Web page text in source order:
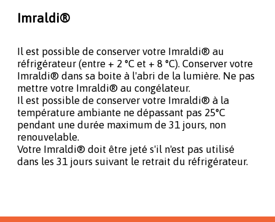
Imraldi®
Il est possible de conserver votre Imraldi® au
réfrigérateur (entre + 2 °C et + 8 °C). Conserver votre
Imraldi® dans sa boite à l'abri de la lumière. Ne pas
mettre votre Imraldi® au congélateur.
Il est possible de conserver votre Imraldi® à la
température ambiante ne dépassant pas 25°C
pendant une durée maximum de 31 jours, non
renouvelable.
Votre Imraldi® doit être jeté s'il n'est pas utilisé
dans les 31 jours suivant le retrait du réfrigérateur.